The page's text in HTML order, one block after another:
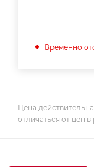
Временно
Цена
отличаться от цен